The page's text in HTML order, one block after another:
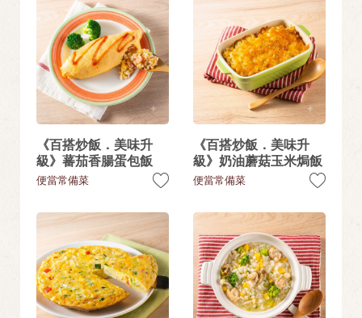
《百搭炒飯．美味升
級》蕃茄香腸蛋包飯
便當常備菜
《百搭炒飯．美味升
級》奶油蘑菇玉米焗飯
便當常備菜